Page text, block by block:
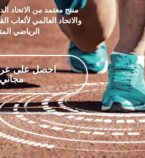
منتج معتمد من الاتحاد
والاتحاد العالمي لألعاب
الرياضي
احصل على
مجاني